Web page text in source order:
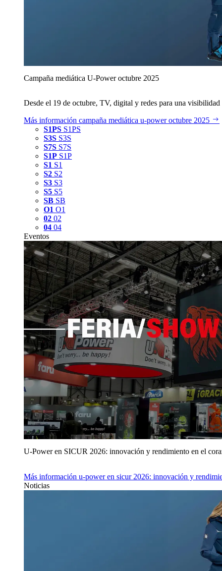
Campaña mediática U‑Power octubre 2025
Desde el 19 de octubre, TV, digital y redes para una
Más información campaña mediática u‑power octubre 2025
S1PS S1PS
S3S S3S
S7S S7S
S1P S1P
S1 S1
S2 S2
S3 S3
S5 S5
SB SB
O1 O1
02 02
04 04
Eventos
U‑Power en SICUR 2026: innovación y rendimiento en el
Más información u‑power en sicur 2026: innovación y
Noticias